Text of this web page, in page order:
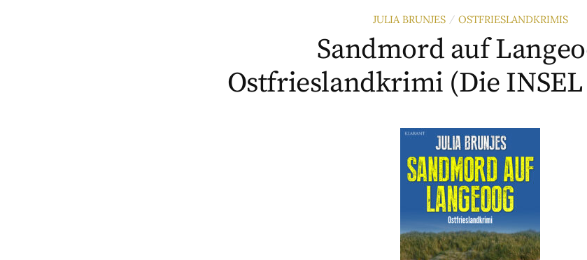
JULIA BRUNJES / OSTFRIESLANDKRIMIS
Sandmord auf
Ostfrieslandkrimi (Die INSEL